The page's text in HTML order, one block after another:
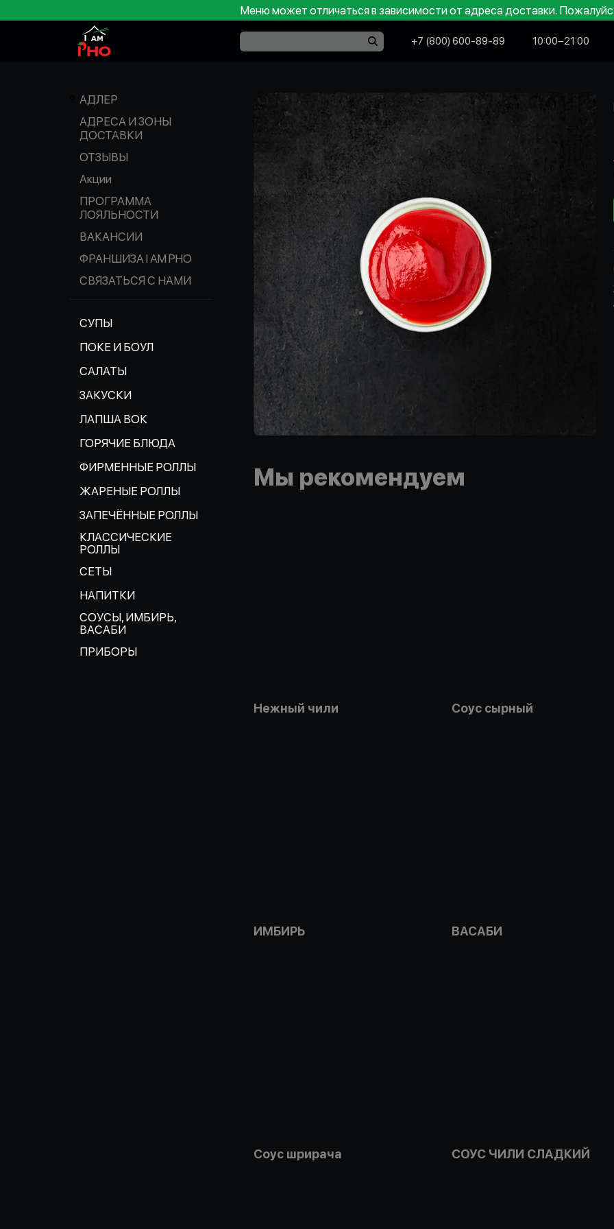
Меню может отличаться в зависимости от адреса доставки.
+7 (800) 600-89-89 10:00−21:00
АДЛЕР
АДРЕСА И ЗОНЫ
ДОСТАВКИ
ОТЗЫВЫ
Акции
ПРОГРАММА
ЛОЯЛЬНОСТИ
ВАКАНСИИ
ФРАНШИЗА I AM PHO
СВЯЗАТЬСЯ С НАМИ
СУПЫ
ПОКЕ И БОУЛ
САЛАТЫ
ЗАКУСКИ
ЛАПША ВОК
ГОРЯЧИЕ БЛЮДА
ФИРМЕННЫЕ РОЛЛЫ
ЖАРЕНЫЕ РОЛЛЫ
ЗАПЕЧЁННЫЕ РОЛЛЫ
КЛАССИЧЕСКИЕ
РОЛЛЫ
СЕТЫ
НАПИТКИ
СОУСЫ, ИМБИРЬ,
ВАСАБИ
ПРИБОРЫ
Мы рекомендуем
Нежный чили Соус сырный
ИМБИРЬ ВАСАБИ
Соус шрирача СОУС ЧИЛИ СЛАДКИЙ